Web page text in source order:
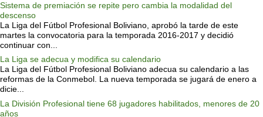
Sistema de premiación se repite pero cambia la modalidad del
descenso
La Liga del Fútbol Profesional Boliviano, aprobó la tarde de este
martes la convocatoria para la temporada 2016-2017 y decidió
continuar con...
La Liga se adecua y modifica su calendario
La Liga del Fútbol Profesional Boliviano adecua su calendario a las
reformas de la Conmebol. La nueva temporada se jugará de enero a
dicie...
La División Profesional tiene 68 jugadores habilitados, menores de 20
años